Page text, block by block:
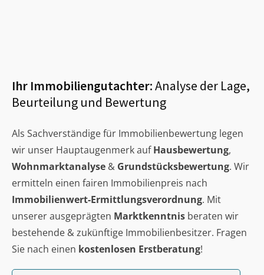
Ihr Immobiliengutachter:Analyse der Lage,
Beurteilung und Bewertung
Als Sachverständige für Immobilienbewertung legen
wir unser Hauptaugenmerk aufHausbewertung,
Wohnmarktanalyse & Grundstücksbewertung. Wir
ermitteln einen fairen Immobilienpreis nach
Immobilienwert-Ermittlungsverordnung. Mit
unserer ausgeprägten Marktkenntnis beraten wir
bestehende & zukünftige Immobilienbesitzer. Fragen
Sie nach einen kostenlosen Erstberatung!